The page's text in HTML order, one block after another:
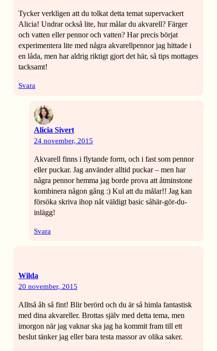
Tycker verkligen att du tolkat detta temat supervackert
Alicia! Undrar också lite, hur målar du akvarell? Färger
och vatten eller pennor och vatten? Har precis börjat
experimentera lite med några akvarellpennor jag hittade i
en låda, men har aldrig riktigt gjort det här, så tips mottages
tacksamt!
Svara
Alicia Sivert
24 november, 2015
Akvarell finns i flytande form, och i fast som pennor
eller puckar. Jag använder alltid puckar – men har
några pennor hemma jag borde prova att åtminstone
kombinera någon gång :) Kul att du målar!! Jag kan
försöka skriva ihop nåt väldigt basic såhär-gör-du-
inlägg!
Svara
Wilda
20 november, 2015
Alltså åh så fint! Blir berörd och du är så himla fantastisk
med dina akvareller. Brottas själv med detta tema, men
imorgon när jag vaknar ska jag ha kommit fram till ett
beslut tänker jag eller bara testa massor av olika saker.